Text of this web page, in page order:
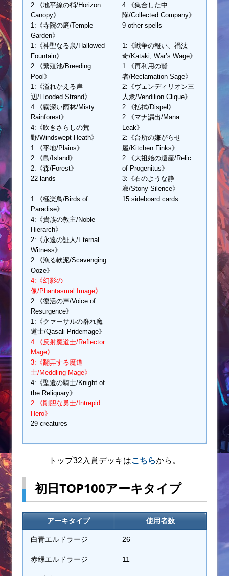
2:《地平線の梢/Horizon
Canopy》
1:《寺院の庭/Temple
Garden》
1:《神聖なる泉/Hallowed
Fountain》
2:《繁殖池/Breeding
Pool》
1:《溢れかえる岸
辺/Flooded Strand》
4:《霧深い雨林/Misty
Rainforest》
4:《吹きさらしの荒
野/Windswept Heath》
1:《平地/Plains》
2:《島/Island》
2:《森/Forest》
22 lands
1:《極楽鳥/Birds of
Paradise》
4:《貴族の教主/Noble
Hierarch》
2:《永遠の証人/Eternal
Witness》
2:《漁る軟泥/Scavenging
Ooze》
4:《幻影の
像/Phantasmal Image》
2:《復活の声/Voice of
Resurgence》
1:《クァーサルの群れ魔
道士/Qasali Pridemage》
4:《反射魔道士/Reflector
Mage》
3:《翻弄する魔道
士/Meddling Mage》
4:《聖遺の騎士/Knight of
the Reliquary》
2:《剛胆な勇士/Intrepid
Hero》
29 creatures
4:《集合した中
隊/Collected Company》
9 other spells
1:《戦争の報い、禍汰
奇/Kataki, War’s Wage》
1:《再利用の賢
者/Reclamation Sage》
2:《ヴェンディリオン三
人衆/Vendilion Clique》
2:《払拭/Dispel》
2:《マナ漏出/Mana
Leak》
2:《台所の嫌がらせ
屋/Kitchen Finks》
2:《大祖始の遺産/Relic
of Progenitus》
3:《石のような静
寂/Stony Silence》
15 sideboard cards
トップ32入賞デッキはこちらから。
初日TOP100アーキタイプ
アーキタイプ 使用者数
白青エルドラージ 26
赤緑エルドラージ 11